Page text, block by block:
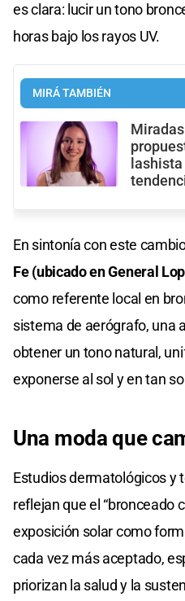
es clara: lucir un tono
horas bajo los rayos UV.
MIRÁ TAMBIÉN
En sintonía con este
Fe (ubicado en General
como referente local en
sistema de aerógrafo, una
obtener un tono natural,
exponerse al sol y en tan
Una moda que
Estudios dermatológicos y
reflejan que el “bronceado
exposición solar como
cada vez más aceptado,
priorizan la salud y la